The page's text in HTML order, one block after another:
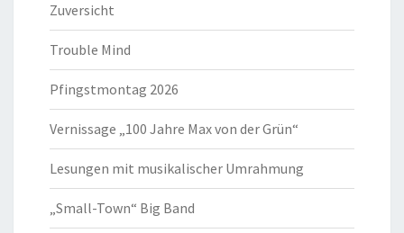
Zuversicht
Trouble Mind
Pfingstmontag 2026
Vernissage „100 Jahre Max von der Grün“
Lesungen mit musikalischer Umrahmung
„Small-Town“ Big Band